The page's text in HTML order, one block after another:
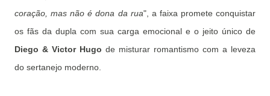
coração, mas não é dona da rua", a faixa promete conquistar
os fãs da dupla com sua carga emocional e o jeito único de
Diego & Victor Hugo de misturar romantismo com a leveza
do sertanejo moderno.